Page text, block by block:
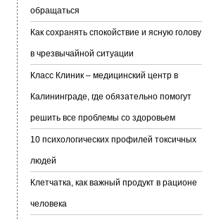
обращаться
Как сохранять спокойствие и ясную голову
в чрезвычайной ситуации
Класс Клиник – медицинский центр в
Калининграде, где обязательно помогут
решить все проблемы со здоровьем
10 психологических профилей токсичных
людей
Клетчатка, как важный продукт в рационе
человека